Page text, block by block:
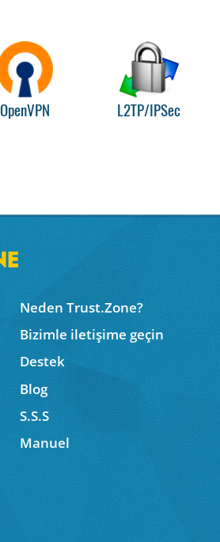
OpenVPN L2TP/IPSec
Neden Trust.Zone?
Bizimle iletişime geçin
Destek
Blog
S.S.S
Manuel